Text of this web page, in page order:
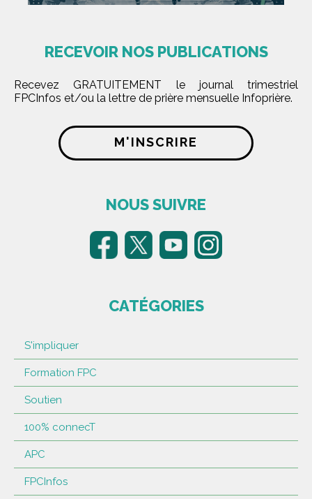
RECEVOIR NOS PUBLICATIONS
Recevez GRATUITEMENT le journal trimestriel
FPCInfos et/ou la lettre de prière mensuelle Infoprière.
M'INSCRIRE
NOUS SUIVRE
CATÉGORIES
S'impliquer
Formation FPC
Soutien
100% connecT
APC
FPCInfos